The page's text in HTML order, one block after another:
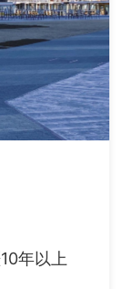
年以上